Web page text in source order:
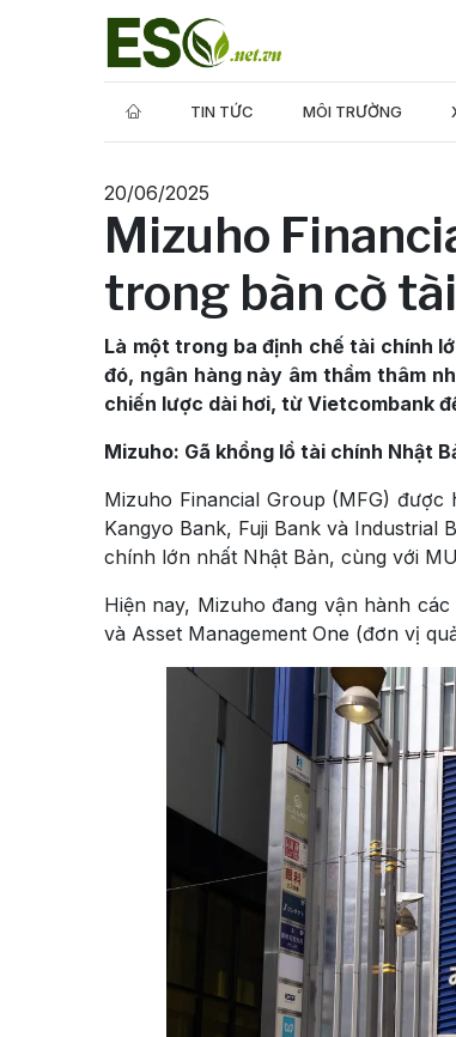
TIN TỨC MÔI TRƯỜNG
20/06/2025
Mizuho
trong bàn cờ
Là một trong ba định chế tài chính
đó, ngân hàng này âm thầm thâm
chiến lược dài hơi, từ Vietcombank
Mizuho: Gã khổng lồ tài chính Nhật
Mizuho Financial Group (MFG)
Kangyo Bank, Fuji Bank và
chính lớn nhất Nhật Bản, cùng với
Hiện nay, Mizuho đang vận hành
và Asset Management One (đơn vị